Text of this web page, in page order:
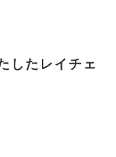
したレイチェ